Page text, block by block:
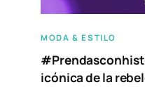
MODA & ESTILO
icónica de la